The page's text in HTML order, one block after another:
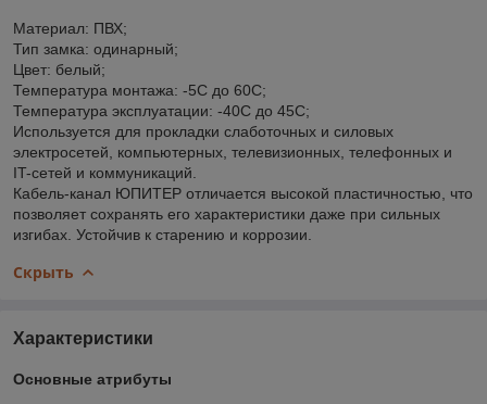
Материал: ПВХ;
Тип замка: одинарный;
Цвет: белый;
Температура монтажа: -5С до 60С;
Температура эксплуатации: -40С до 45С;
Используется для прокладки слаботочных и силовых
электросетей, компьютерных, телевизионных, телефонных и
IT-сетей и коммуникаций.
Кабель-канал ЮПИТЕР отличается высокой пластичностью, что
позволяет сохранять его характеристики даже при сильных
изгибах. Устойчив к старению и коррозии.
Скрыть
Характеристики
Основные атрибуты